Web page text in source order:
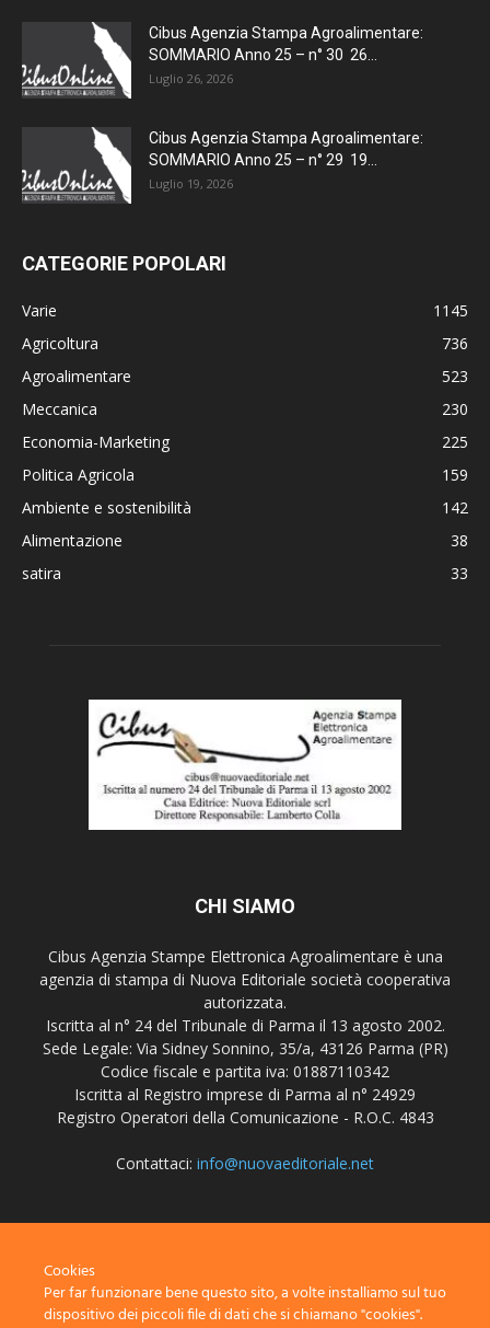
Cibus Agenzia Stampa Agroalimentare:
SOMMARIO Anno 25 – n° 30 26...
Luglio 26, 2026
Cibus Agenzia Stampa Agroalimentare:
SOMMARIO Anno 25 – n° 29 19...
Luglio 19, 2026
CATEGORIE POPOLARI
Varie
1145
Agricoltura
736
Agroalimentare
523
Meccanica
230
Economia-Marketing
225
Politica Agricola
159
Ambiente e sostenibilità
142
Alimentazione
38
satira
33
CHI SIAMO
Cibus Agenzia Stampe Elettronica Agroalimentare è una
agenzia di stampa di Nuova Editoriale società cooperativa
autorizzata.
Iscritta al n° 24 del Tribunale di Parma il 13 agosto 2002.
Sede Legale: Via Sidney Sonnino, 35/a, 43126 Parma (PR)
Codice fiscale e partita iva: 01887110342
Iscritta al Registro imprese di Parma al n° 24929
Registro Operatori della Comunicazione - R.O.C. 4843
Contattaci: info@nuovaeditoriale.net
Cookies
Per far funzionare bene questo sito, a volte installiamo sul tuo
dispositivo dei piccoli file di dati che si chiamano "cookies".